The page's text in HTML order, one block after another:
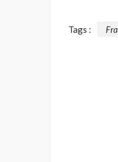
Tags :